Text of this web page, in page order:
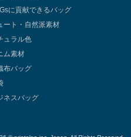
に貢献できるバッグ
ート・自然派素材
ュラル色
ム素材
布バッグ
ネスバッグ